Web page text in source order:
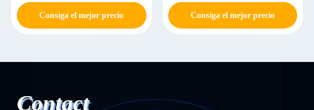
SY225-8
Consiga el mejor precio
307D
Consiga el mejor precio
Contact